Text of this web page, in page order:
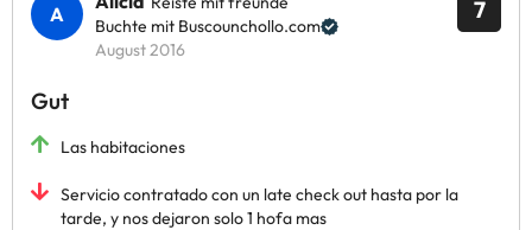
7
Buchte mit Buscounchollo.com
August 2016
Gut
Las habitaciones
Servicio contratado con un late check out hasta por la
tarde, y nos dejaron solo 1 hofa mas